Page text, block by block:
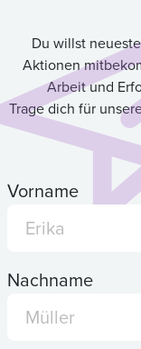
Du willst
Aktionen
Arbeit und
Trage dich für
Vorname
Nachname